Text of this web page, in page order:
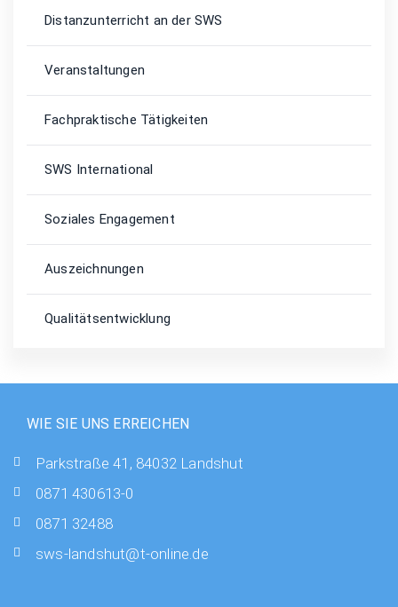
Distanzunterricht an der SWS
Veranstaltungen
Fachpraktische Tätigkeiten
SWS International
Soziales Engagement
Auszeichnungen
Qualitätsentwicklung
WIE SIE UNS ERREICHEN
Parkstraße 41, 84032 Landshut
0871 430613-0
0871 32488
sws-landshut@t-online.de